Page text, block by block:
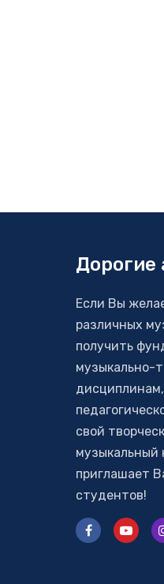
Дорогие
Если Вы
различных
получить
музыкально-
свой
музыкальный
приглашает
студентов!